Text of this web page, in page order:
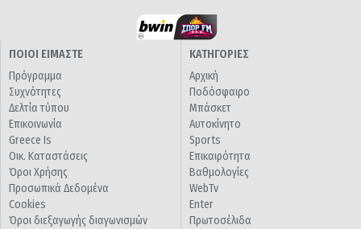
ΠΟΙΟΙ ΕΙΜΑΣΤΕ
Πρόγραμμα
Συχνότητες
Δελτία τύπου
Επικοινωνία
Greece Is
Οικ. Καταστάσεις
Όροι Χρήσης
Προσωπικά Δεδομένα
Cookies
Όροι διεξαγωγής διαγωνισμών
ΚΑΤΗΓΟΡΙΕΣ
Αρχική
Ποδόσφαιρο
Μπάσκετ
Αυτοκίνητο
Sports
Επικαιρότητα
Βαθμολογίες
WebTv
Enter
Πρωτοσέλιδα